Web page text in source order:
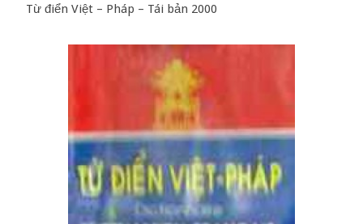
Từ điển Việt – Pháp – Tái bản 2000